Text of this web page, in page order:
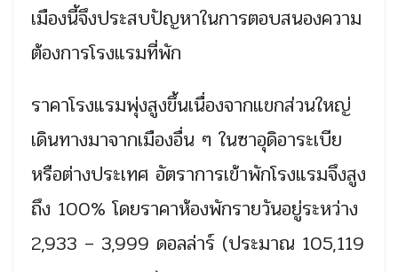
เมืองนี้จึงประสบปัญหาในการตอบสนองความ
ต้องการโรงแรมที่พัก
ราคาโรงแรมพุ่งสูงขึ้นเนื่องจากแขกส่วนใหญ่
เดินทางมาจากเมืองอื่น ๆ ในซาอุดิอาระเบีย
หรือต่างประเทศ อัตราการเข้าพักโรงแรมจึงสูง
ถึง 100% โดยราคาห้องพักรายวันอยู่ระหว่าง
2,933 – 3,999 ดอลล่าร์ (ประมาณ 105,119